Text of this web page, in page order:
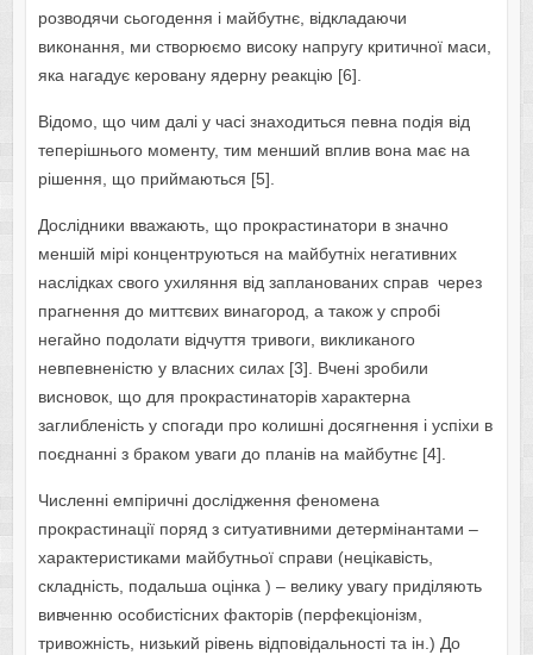
розводячи сьогодення і майбутнє, відкладаючи
виконання, ми створюємо високу напругу критичної маси,
яка нагадує керовану ядерну реакцію [6].
Відомо, що чим далі у часі знаходиться певна подія від
теперішнього моменту, тим менший вплив вона має на
рішення, що приймаються [5].
Дослідники вважають, що прокрастинатори в значно
меншій мірі концентруються на майбутніх негативних
наслідках свого ухиляння від запланованих справ через
прагнення до миттєвих винагород, а також у спробі
негайно подолати відчуття тривоги, викликаного
невпевненістю у власних силах [3]. Вчені зробили
висновок, що для прокрастинаторів характерна
заглибленість у спогади про колишні досягнення і успіхи в
поєднанні з браком уваги до планів на майбутнє [4].
Численні емпіричні дослідження феномена
прокрастинації поряд з ситуативними детермінантами –
характеристиками майбутньої справи (нецікавість,
складність, подальша оцінка ) – велику увагу приділяють
вивченню особистісних факторів (перфекціонізм,
тривожність, низький рівень відповідальності та ін.) До